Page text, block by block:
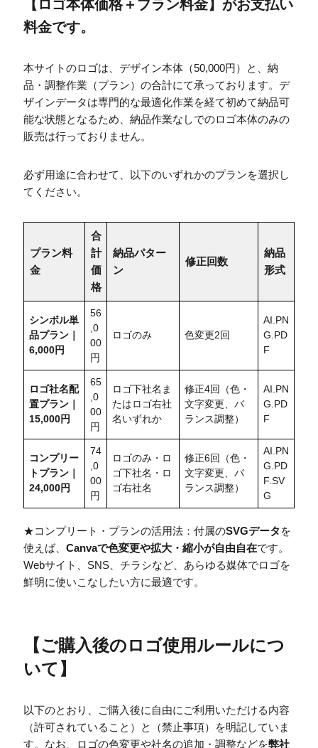
【ロゴ本体価格＋プラン料金】がお支払い
料金です。
本サイトのロゴは、デザイン本体（50,000円）と、納
品・調整作業（プラン）の合計にて承っております。デ
ザインデータは専門的な最適化作業を経て初めて納品可
能な状態となるため、納品作業なしでのロゴ本体のみの
販売は行っておりません。
必ず用途に合わせて、以下のいずれかのプランを選択し
てください。
プラン料
金
合
計
価
格
納品パター
ン
修正回数
納品
形式
シンボル単
品プラン｜
6,000円
56
,0
00
円
ロゴのみ 色変更2回
AI.PN
G.PD
F
ロゴ社名配
置プラン｜
15,000円
65
,0
00
円
ロゴ下社名ま
たはロゴ右社
名いずれか
修正4回（色・
文字変更、バ
ランス調整）
AI.PN
G.PD
F
コンプリー
トプラン｜
24,000円
74
,0
00
円
ロゴのみ・ロ
ゴ下社名・ロ
ゴ右社名
修正6回（色・
文字変更、バ
ランス調整）
AI.PN
G.PD
F.SV
G
★コンプリート・プランの活用法：付属のSVGデータ を
使えば、 Canvaで色変更や拡大・縮小が自由自在です。
Webサイト、SNS、チラシなど、あらゆる媒体でロゴを
鮮明に使いこなしたい方に最適です。
【ご購入後のロゴ使用ルールにつ
いて 】
以下のとおり、ご購入後に自由にご利用いただける内容
（許可されていること）と（禁止事項）を明記していま
す。なお、ロゴの色変更や社名の追加・調整などを弊社